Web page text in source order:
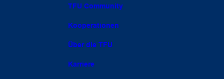
TFU Community
Kooperationen
Über die TFU
Karriere